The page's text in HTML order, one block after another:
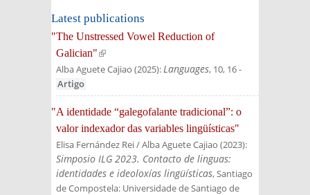
Latest publications
"The Unstressed Vowel Reduction of
Galician"(link is external)
Alba Aguete Cajiao (2025):Languages, 10, 16-
Artigo
"A identidade “galegofalante tradicional”: o
valor indexador das variables lingüísticas"
Elisa Fernández Rei / Alba Aguete Cajiao (2023):
Simposio ILG 2023. Contacto de linguas:
identidades e ideoloxías lingüísticas, Santiago
de Compostela: Universidade de Santiago de